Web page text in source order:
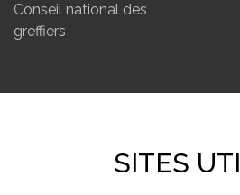
Conseil national des
greffiers
SITES